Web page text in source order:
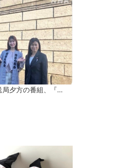
局夕方の番組、『…